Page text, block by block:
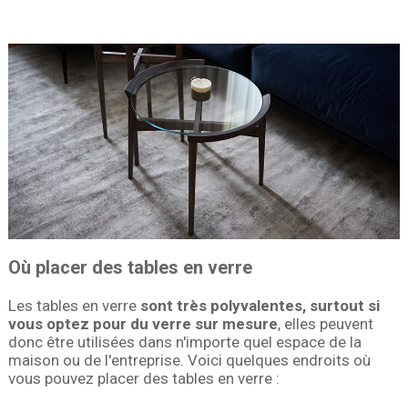
Où placer des tables en verre
Les tables en verre sont très polyvalentes, surtout si
vous optez pour du verre sur mesure, elles peuvent
donc être utilisées dans n'importe quel espace de la
maison ou de l'entreprise. Voici quelques endroits où
vous pouvez placer des tables en verre :